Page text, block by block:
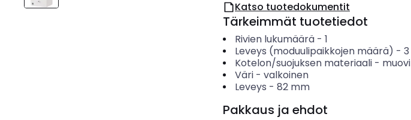
Katso tuotedokumentit
Tärkeimmät tuotetiedot
Rivien lukumäärä- 1
Leveys (moduulipaikkojen määrä) - 3
Kotelon/suojuksen materiaali- muovi
Väri- valkoinen
Leveys - 82 mm
Pakkaus ja ehdot